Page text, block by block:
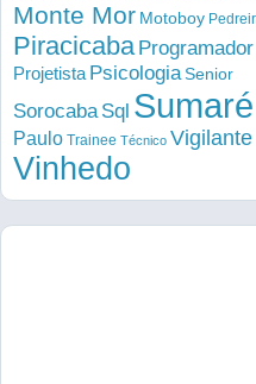
Monte Mor Motoboy
Piracicaba Programador
Projetista PsicologiaSenior
Sorocaba Sql Sumaré
Paulo Trainee Técnico Vigilante
Vinhedo